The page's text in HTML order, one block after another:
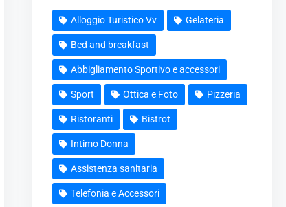
Alloggio Turistico Vv Gelateria
Bed and breakfast
Abbigliamento Sportivo e accessori
Sport Ottica e Foto Pizzeria
Ristoranti Bistrot
Intimo Donna
Assistenza sanitaria
Telefonia e Accessori